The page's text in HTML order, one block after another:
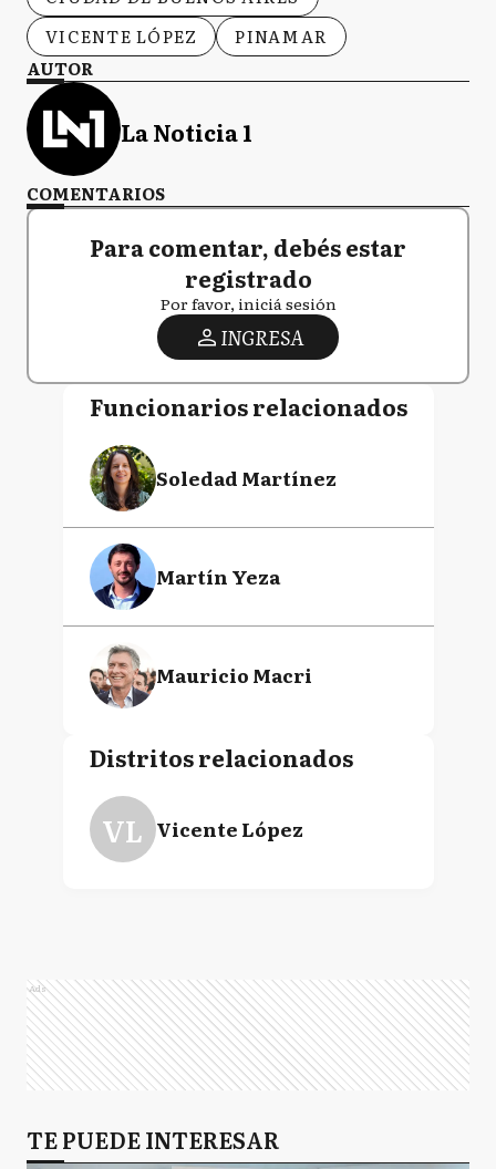
VICENTE LÓPEZ
PINAMAR
AUTOR
La Noticia 1
COMENTARIOS
Para comentar, debés estar
registrado
Por favor, iniciá sesión
INGRESA
Funcionarios relacionados
Soledad Martínez
Martín Yeza
Mauricio Macri
Distritos relacionados
VL Vicente López
Ads
TE PUEDE INTERESAR